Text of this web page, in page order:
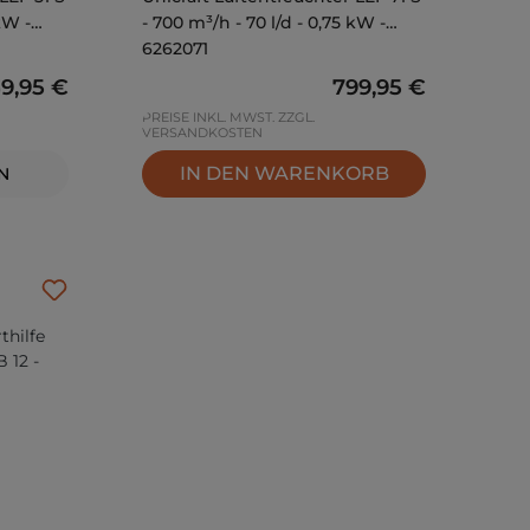
-
Preis:
€
- 700 m³/h - 70 l/d - 0,75 kW -
6262071
Regulärer Preis:
799,95 €
PREISE INKL. MWST. ZZGL.
VERSANDKOSTEN
IN DEN WARENKORB